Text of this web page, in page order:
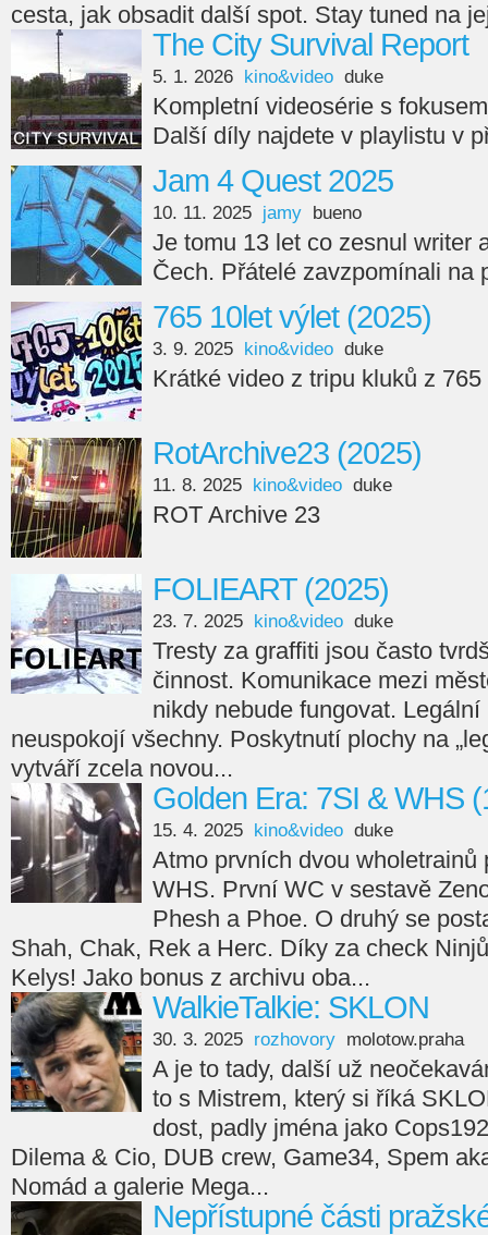
cesta, jak obsadit další spot. Stay tuned na
The City Survival Report
5. 1. 2026 kino&video duke
Kompletní videosérie s
Další díly najdete v playlistu v
Jam 4 Quest 2025
10. 11. 2025 jamy bueno
Je tomu 13 let co zesnul writer
Čech. Přátelé zavzpomínali na
765 10let výlet (2025)
3. 9. 2025 kino&video duke
Krátké video z tripu kluků z
RotArchive23 (2025)
11. 8. 2025 kino&video duke
ROT Archive 23
FOLIEART (2025)
23. 7. 2025 kino&video duke
Tresty za graffiti jsou často
činnost. Komunikace mezi
nikdy nebude fungovat.
neuspokojí všechny. Poskytnutí plochy na
vytváří zcela novou...
Golden Era: 7SI & WHS
15. 4. 2025 kino&video duke
Atmo prvních dvou wholetrainů
WHS. První WC v sestavě
Phesh a Phoe. O druhý se
Shah, Chak, Rek a Herc. Díky za check
Kelys! Jako bonus z archivu oba...
WalkieTalkie: SKLON
30. 3. 2025 rozhovory molotow.praha
A je to tady, další už
to s Mistrem, který si říká
dost, padly jména jako
Dilema & Cio, DUB crew, Game34, Spem
Nomád a galerie Mega...
Nepřístupné části